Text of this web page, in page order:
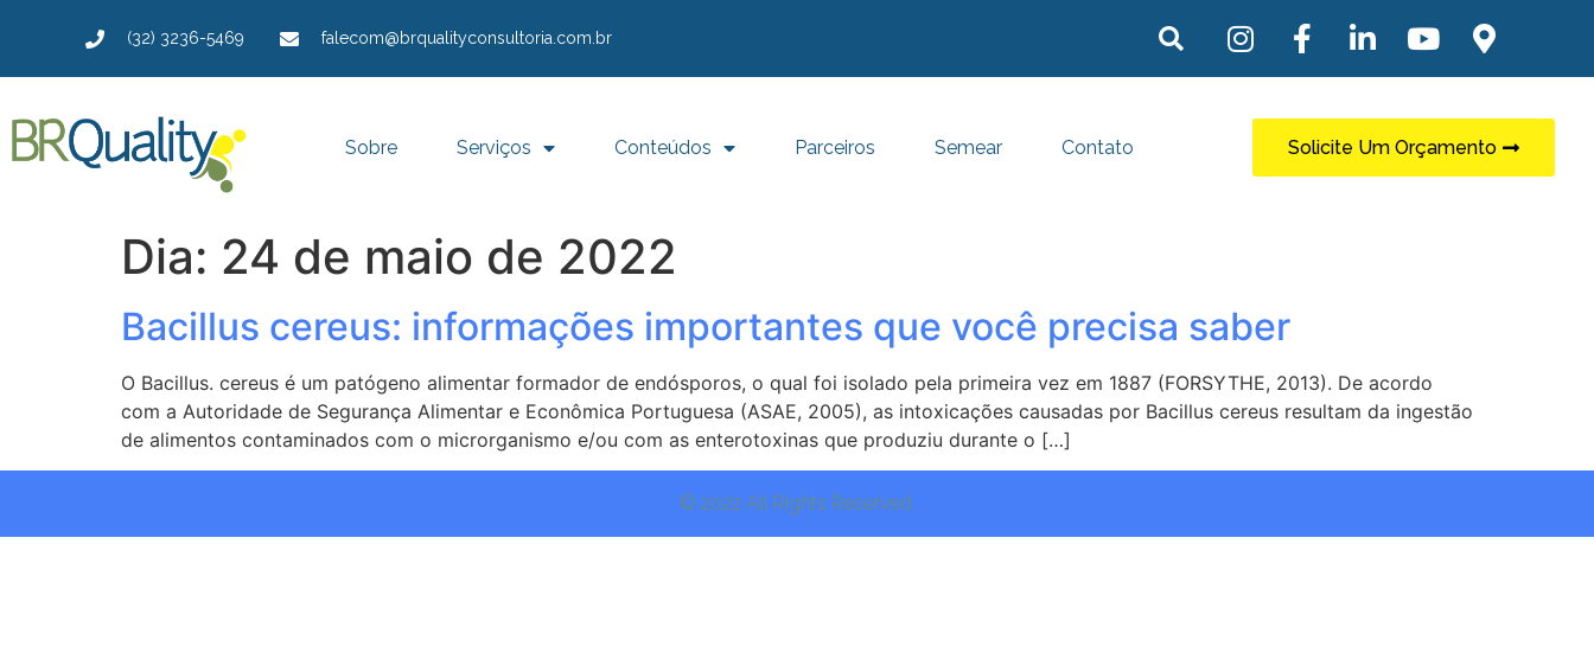
(32) 3236-5469 falecom@brqualityconsultoria.com.br
Sobre Serviços Conteúdos Parceiros Semear Contato Solicite Um Orçamento
Dia: 24 de maio de 2022
Bacillus cereus: informações importantes que você precisa saber
O Bacillus. cereus é um patógeno alimentar formador de endósporos, o qual foi isolado pela primeira vez em 1887 (FORSYTHE, 2013). De acordo
com a Autoridade de Segurança Alimentar e Econômica Portuguesa (ASAE, 2005), as intoxicações causadas por Bacillus cereus resultam da ingestão
de alimentos contaminados com o microrganismo e/ou com as enterotoxinas que produziu durante o […]
© 2022 All Rights Reserved.